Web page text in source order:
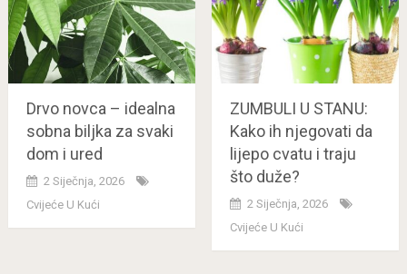
Drvo novca – idealna
sobna biljka za svaki
dom i ured
2 Siječnja, 2026
Cvijeće U Kući
ZUMBULI U STANU:
Kako ih njegovati da
lijepo cvatu i traju
što duže?
2 Siječnja, 2026
Cvijeće U Kući